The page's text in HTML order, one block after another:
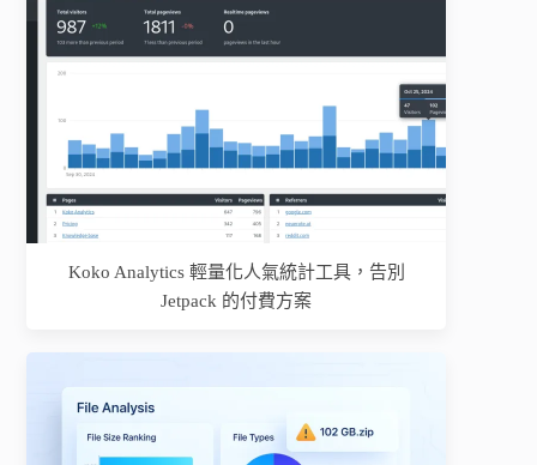
Koko Analytics 輕量化人氣統計工具，告別
Jetpack 的付費方案